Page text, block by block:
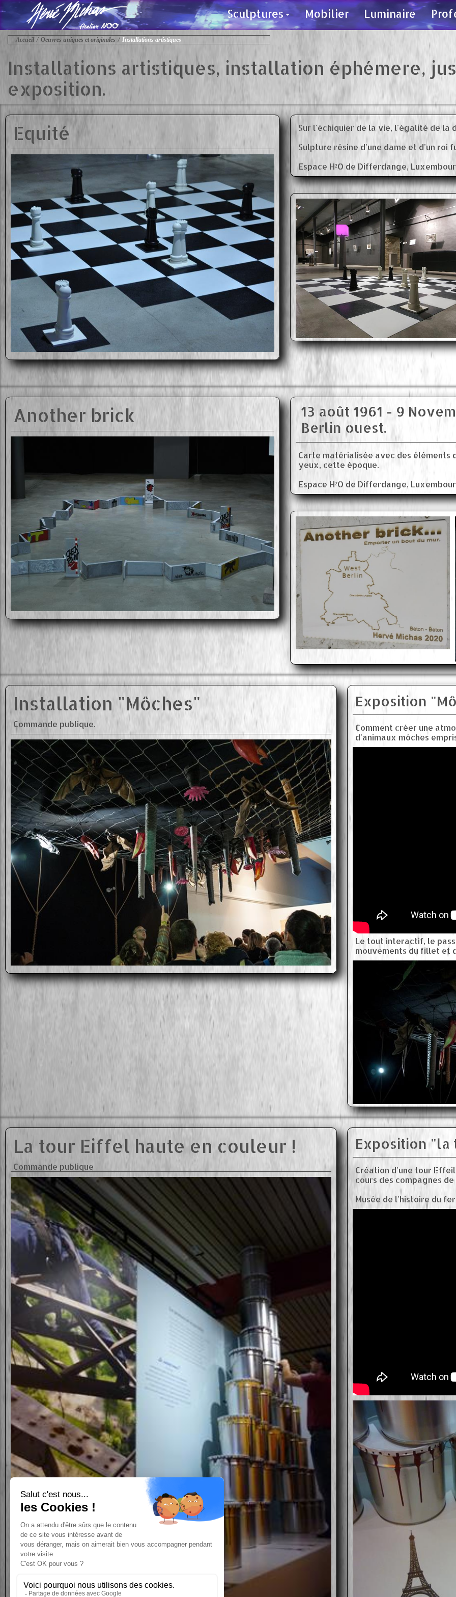
Sculptures Mobilier Luminaire
Accueil Oeuvres uniques et originales Installations artistiques
Installations artistiques, installation éphémere,
exposition.
Equité
Sur l'échiquier de la vie, l'égalité de la
Sulpture résine d'une dame et d'un roi
Espace H²O de Differdange,
Another brick
13 août 1961 - 9
Berlin ouest.
Carte matérialisée avec des éléments
yeux, cette époque.
Espace H²O de Differdange,
Installation "Môches"
Commande publique.
Exposition
Comment créer une
d'animaux môches
Le tout interactif, le
mouvements du fillet et
La tour Eiffel haute en couleur !
Commande publique
Exposition "la
Création d'une tour
cours des compagnes
Musée de l'histoire du